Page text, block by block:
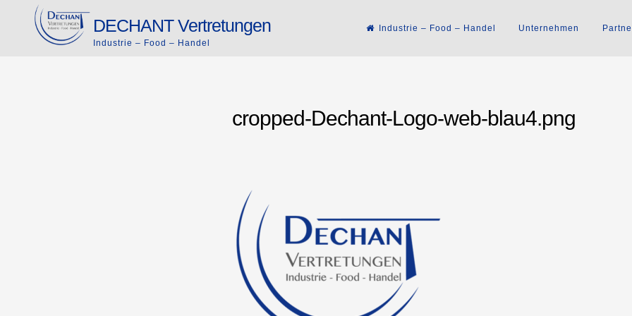
DECHANT Vertretungen
Industrie – Food – Handel
Industrie – Food – Handel Unternehmen
cropped-Dechant-Logo-web-blau4.png